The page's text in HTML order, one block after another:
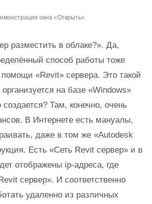
окна «Открыть»
разместить в облаке?». Да,
способ работы тоже
«Revit» сервера. Это такой
на базе «Windows»
создается? Там, конечно, очень
В Интернете есть мануалы,
даже в том же «Autodesk
Есть «Сеть Revit сервер» и в
отображены ip-адреса, где
сервер». И соответственно
удаленно из различных